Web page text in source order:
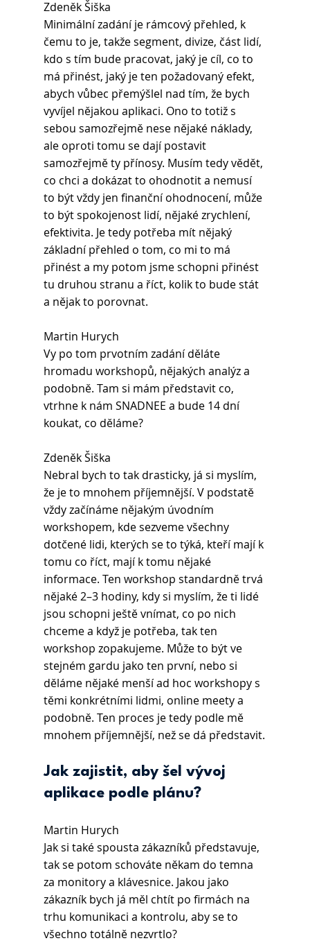
Zdeněk Šiška
Minimální zadání je rámcový přehled, k
čemu to je, takže segment, divize, část lidí,
kdo s tím bude pracovat, jaký je cíl, co to
má přinést, jaký je ten požadovaný efekt,
abych vůbec přemýšlel nad tím, že bych
vyvíjel nějakou aplikaci. Ono to totiž s
sebou samozřejmě nese nějaké náklady,
ale oproti tomu se dají postavit
samozřejmě ty přínosy. Musím tedy vědět,
co chci a dokázat to ohodnotit a nemusí
to být vždy jen finanční ohodnocení, může
to být spokojenost lidí, nějaké zrychlení,
efektivita. Je tedy potřeba mít nějaký
základní přehled o tom, co mi to má
přinést a my potom jsme schopni přinést
tu druhou stranu a říct, kolik to bude stát
a nějak to porovnat.
Martin Hurych
Vy po tom prvotním zadání děláte
hromadu workshopů, nějakých analýz a
podobně. Tam si mám představit co,
vtrhne k nám SNADNEE a bude 14 dní
koukat, co děláme?
Zdeněk Šiška
Nebral bych to tak drasticky, já si myslím,
že je to mnohem příjemnější. V podstatě
vždy začínáme nějakým úvodním
workshopem, kde sezveme všechny
dotčené lidi, kterých se to týká, kteří mají k
tomu co říct, mají k tomu nějaké
informace. Ten workshop standardně trvá
nějaké 2–3 hodiny, kdy si myslím, že ti lidé
jsou schopni ještě vnímat, co po nich
chceme a když je potřeba, tak ten
workshop zopakujeme. Může to být ve
stejném gardu jako ten první, nebo si
děláme nějaké menší ad hoc workshopy s
těmi konkrétními lidmi, online meety a
podobně. Ten proces je tedy podle mě
mnohem příjemnější, než se dá představit.
Jak zajistit, aby šel vývoj
aplikace podle plánu?
Martin Hurych
Jak si také spousta zákazníků představuje,
tak se potom schováte někam do temna
za monitory a klávesnice. Jakou jako
zákazník bych já měl chtít po firmách na
trhu komunikaci a kontrolu, aby se to
všechno totálně nezvrtlo?